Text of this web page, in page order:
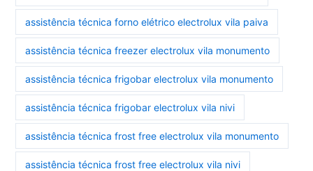
assistência técnica forno elétrico electrolux vila paiva
assistência técnica freezer electrolux vila monumento
assistência técnica frigobar electrolux vila monumento
assistência técnica frigobar electrolux vila nivi
assistência técnica frost free electrolux vila monumento
assistência técnica frost free electrolux vila nivi